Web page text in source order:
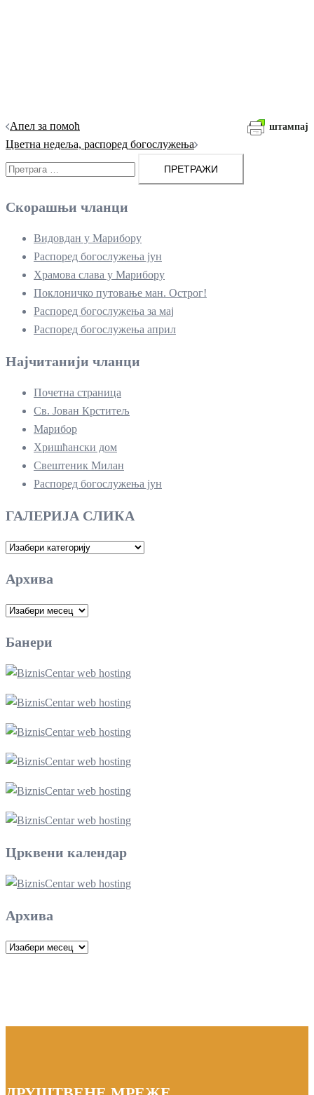
штампај
Кретање
чланака
Апел за помоћ
Цветна недеља, распоред богослужења
Претрага
за:
Скорашњи чланци
Видовдан у Марибору
Распоред богослужења јун
Храмова слава у Марибору
Поклоничко путовање ман. Острог!
Распоред богослужења за мај
Распоред богослужења април
Најчитанији чланци
Почетна страница
Св. Јован Крститељ
Марибор
Хришћански дом
Свештеник Милан
Распоред богослужења јун
ГАЛЕРИЈА СЛИКА
ГАЛЕРИЈА
Архива
Архива
Банери
Црквени календар
Архива
Архива